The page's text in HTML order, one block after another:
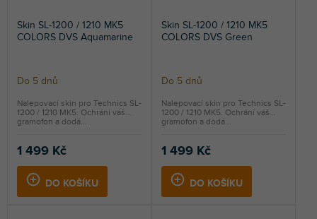
Skin SL-1200 / 1210 MK5
COLORS DVS Aquamarine
Do 5 dnů
1 499 Kč
DO KOŠÍKU
Nalepovací skin pro Technics SL-
1200 / 1210 MK5. Ochrání váš
gramofon a dodá...
Skin SL-1200 / 1210 MK5
COLORS DVS Green
Do 5 dnů
1 499 Kč
DO KOŠÍKU
Nalepovací skin pro Technics SL-
1200 / 1210 MK5. Ochrání váš
gramofon a dodá...